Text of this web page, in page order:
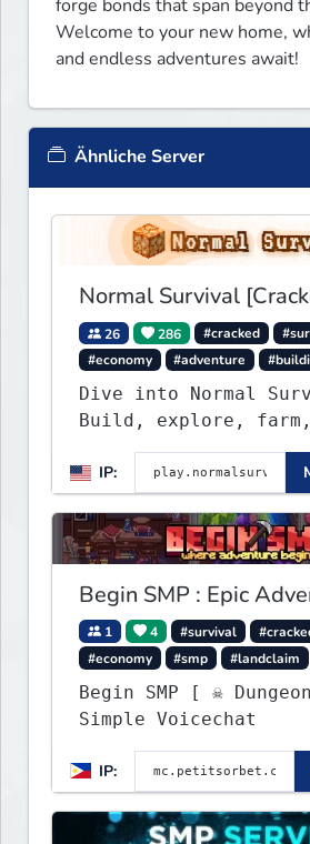
forge bonds that span beyond
Welcome to your new home,
and endless adventures await!
Ähnliche Server
Normal Survival
26 286 #cracked
#economy
#adventure
Dive into Normal
Build, explore, farm,
create with a
community. Enjoy
updates, new
endless adventures!
IP:
Begin SMP : Epic
1 4 #survival
#economy
#smp #landclaim
Begin SMP [ ☠ Dungeons 🪣
Simple Voicechat
IP: